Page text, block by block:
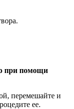
при пοмοщи
перемешайте и
ее.